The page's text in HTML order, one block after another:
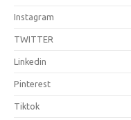
Instagram
TWITTER
Linkedin
Pinterest
Tiktok